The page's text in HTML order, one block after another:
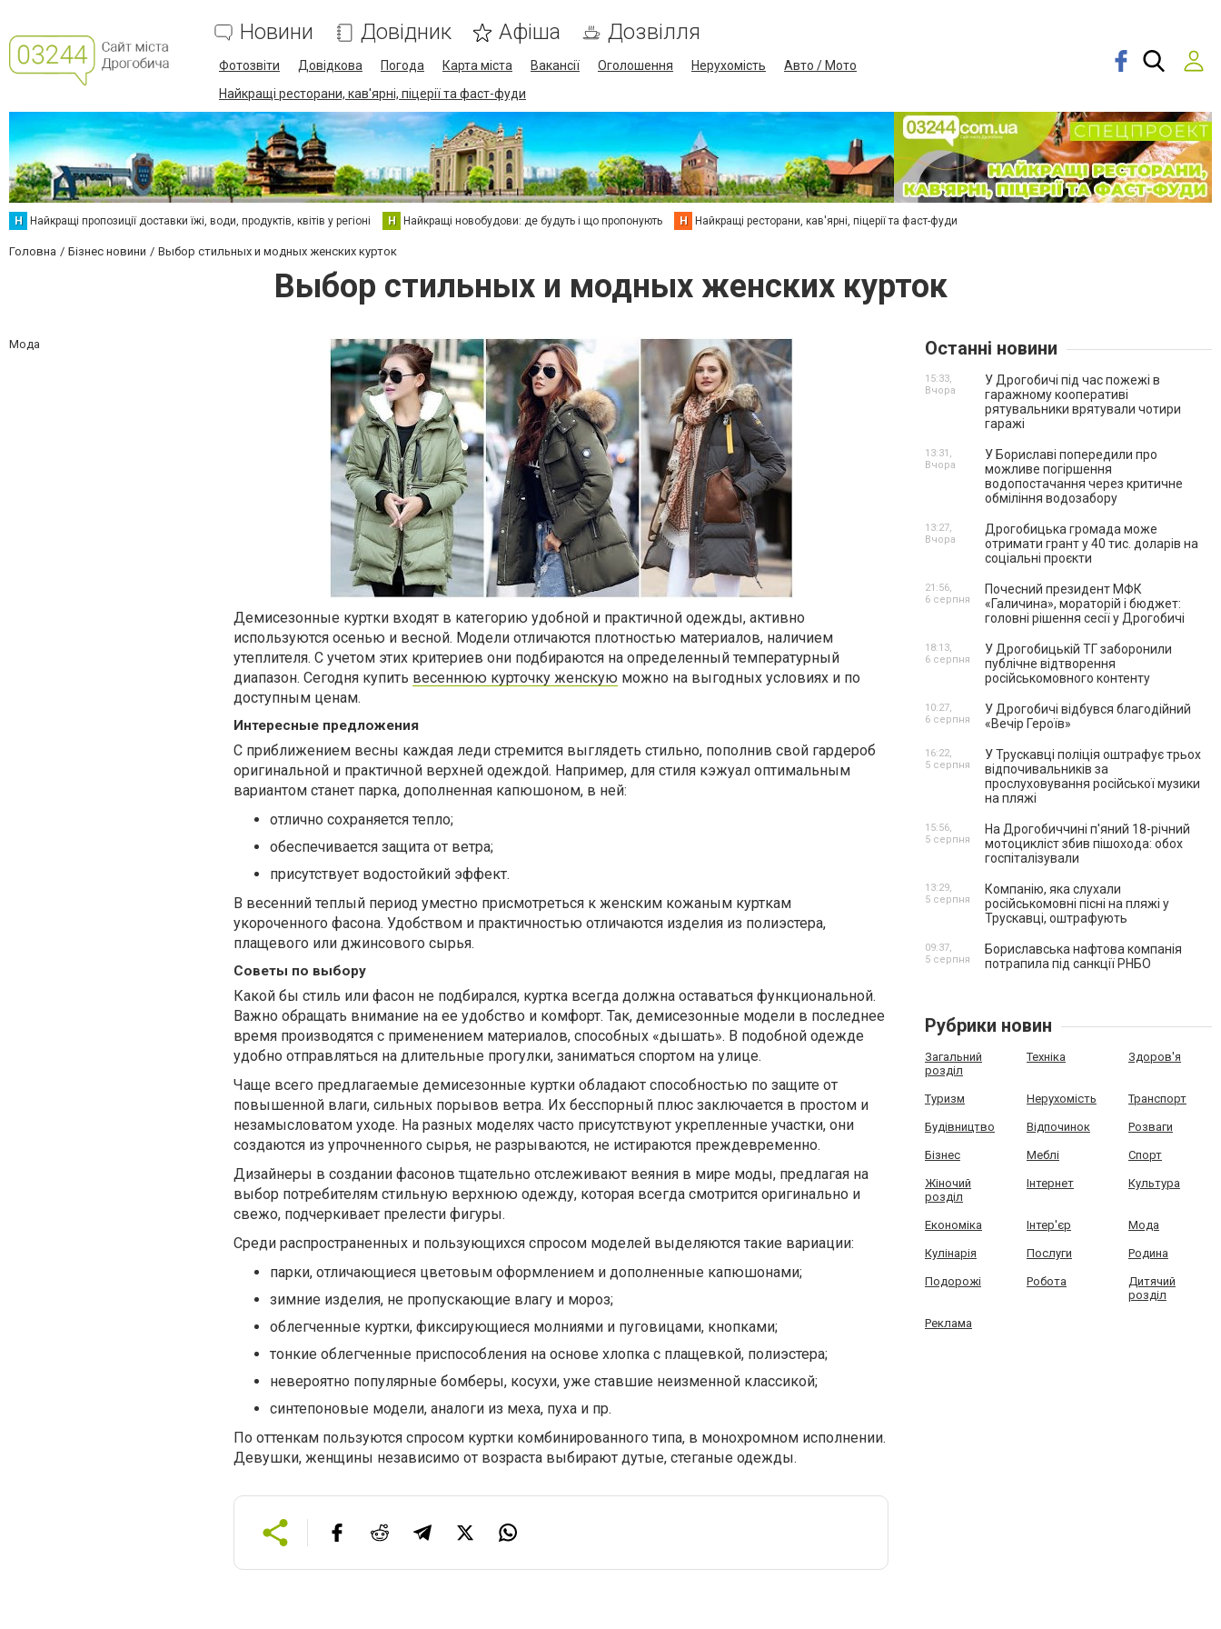
Новини Довідник Афіша Дозвілля
Фотозвіти Довідкова Погода Карта міста Вакансії Оголошення Нерухомість
Авто / Мото
Найкращі ресторани, кав'ярні, піцерії та фаст-фуди
Н Найкращі пропозиції доставки їжі, води, продуктів, квітів у регіоні Н Найкращі новобудови: де будуть і що пропонують Н Найкращі ресторани, кав'ярні, піцерії та фаст-фуди
Головна Бізнес новини Выбор стильных и модных женских курток
Выбор стильных и модных женских курток
Мода
Демисезонные куртки входят в категорию удобной и практичной одежды, активно
используются осенью и весной. Модели отличаются плотностью материалов, наличием
утеплителя. С учетом этих критериев они подбираются на определенный температурный
диапазон. Сегодня купить весеннюю курточку женскую можно на выгодных условиях и по
доступным ценам.
Интересные предложения
С приближением весны каждая леди стремится выглядеть стильно, пополнив свой гардероб
оригинальной и практичной верхней одеждой. Например, для стиля кэжуал оптимальным
вариантом станет парка, дополненная капюшоном, в ней:
отлично сохраняется тепло;
обеспечивается защита от ветра;
присутствует водостойкий эффект.
В весенний теплый период уместно присмотреться к женским кожаным курткам
укороченного фасона. Удобством и практичностью отличаются изделия из полиэстера,
плащевого или джинсового сырья.
Советы по выбору
Какой бы стиль или фасон не подбирался, куртка всегда должна оставаться функциональной.
Важно обращать внимание на ее удобство и комфорт. Так, демисезонные модели в последнее
время производятся с применением материалов, способных «дышать». В подобной одежде
удобно отправляться на длительные прогулки, заниматься спортом на улице.
Чаще всего предлагаемые демисезонные куртки обладают способностью по защите от
повышенной влаги, сильных порывов ветра. Их бесспорный плюс заключается в простом и
незамысловатом уходе. На разных моделях часто присутствуют укрепленные участки, они
создаются из упрочненного сырья, не разрываются, не истираются преждевременно.
Дизайнеры в создании фасонов тщательно отслеживают веяния в мире моды, предлагая на
выбор потребителям стильную верхнюю одежду, которая всегда смотрится оригинально и
свежо, подчеркивает прелести фигуры.
Среди распространенных и пользующихся спросом моделей выделяются такие вариации:
парки, отличающиеся цветовым оформлением и дополненные капюшонами;
зимние изделия, не пропускающие влагу и мороз;
облегченные куртки, фиксирующиеся молниями и пуговицами, кнопками;
тонкие облегченные приспособления на основе хлопка с плащевкой, полиэстера;
невероятно популярные бомберы, косухи, уже ставшие неизменной классикой;
синтепоновые модели, аналоги из меха, пуха и пр.
По оттенкам пользуются спросом куртки комбинированного типа, в монохромном исполнении.
Девушки, женщины независимо от возраста выбирают дутые, стеганые одежды.
Останні новини
У Дрогобичі під час пожежі в
гаражному кооперативі
рятувальники врятували чотири
гаражі
15:33,
Вчора
У Бориславі попередили про
можливе погіршення
водопостачання через критичне
обміління водозабору
13:31,
Вчора
Дрогобицька громада може
отримати грант у 40 тис. доларів на
соціальні проєкти
13:27,
Вчора
Почесний президент МФК
«Галичина», мораторій і бюджет:
головні рішення сесії у Дрогобичі
21:56,
6 серпня
У Дрогобицькій ТГ заборонили
публічне відтворення
російськомовного контенту
18:13,
6 серпня
У Дрогобичі відбувся благодійний
«Вечір Героїв»
10:27,
6 серпня
У Трускавці поліція оштрафує трьох
відпочивальників за
прослуховування російської музики
на пляжі
16:22,
5 серпня
На Дрогобиччині п'яний 18-річний
мотоцикліст збив пішохода: обох
госпіталізували
15:56,
5 серпня
Компанію, яка слухали
російськомовні пісні на пляжі у
Трускавці, оштрафують
13:29,
5 серпня
Бориславська нафтова компанія
потрапила під санкції РНБО
09:37,
5 серпня
Рубрики новин
Загальний
розділ
Техніка Здоров'я
Туризм Нерухомість Транспорт
Будівництво Відпочинок Розваги
Бізнес Меблі Спорт
Жіночий
розділ
Інтернет Культура
Економіка Інтер'єр Мода
Кулінарія Послуги Родина
Подорожі Робота
Дитячий
розділ
Реклама